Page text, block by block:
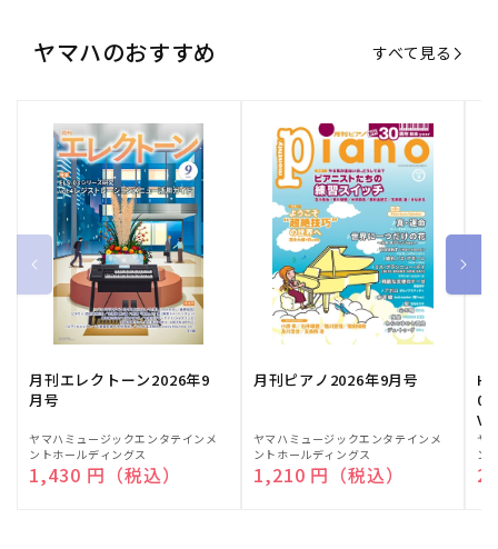
ヤマハのおすすめ すべて見る
月刊エレクトーン2026年9
月号
販
売
元:
ヤマハミュージックエンタテインメ
ントホールディングス
通常価格
1,430 円（税込）
月刊ピアノ2026年9月号
販
売
元:
ヤマハミュージックエンタテインメ
ントホールディングス
通常価格
1,210 円（税込）
販
売
元:
ヤ
ン